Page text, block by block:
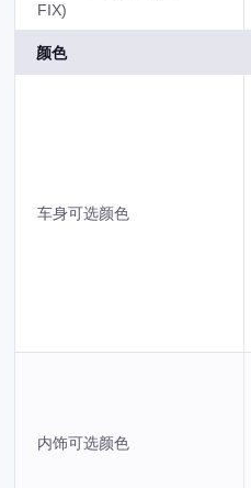
FIX)
颜色
车身可选颜色
内饰可选颜色